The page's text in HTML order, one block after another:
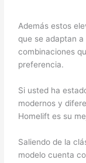
Además estos
que se adaptan
combinaciones
preferencia.
Si usted ha
modernos y
Homelift es su
Saliendo de la
modelo cuenta